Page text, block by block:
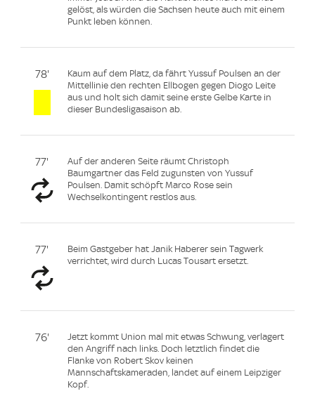
gelöst, als würden die Sachsen heute auch mit einem
Punkt leben können.
78'
Kaum auf dem Platz, da fährt Yussuf Poulsen an der
Mittellinie den rechten Ellbogen gegen Diogo Leite
aus und holt sich damit seine erste Gelbe Karte in
dieser Bundesligasaison ab.
77'
Auf der anderen Seite räumt Christoph
Baumgartner das Feld zugunsten von Yussuf
Poulsen. Damit schöpft Marco Rose sein
Wechselkontingent restlos aus.
77'
Beim Gastgeber hat Janik Haberer sein Tagwerk
verrichtet, wird durch Lucas Tousart ersetzt.
76'
Jetzt kommt Union mal mit etwas Schwung, verlagert
den Angriff nach links. Doch letztlich findet die
Flanke von Robert Skov keinen
Mannschaftskameraden, landet auf einem Leipziger
Kopf.